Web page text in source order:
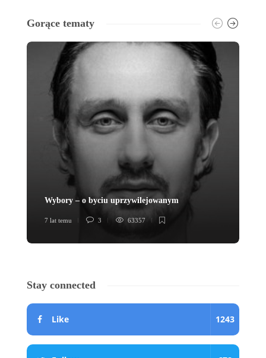
Gorące tematy
Wybory – o byciu uprzywilejowanym
7 lat temu 3 63357
Stay connected
Like 1243